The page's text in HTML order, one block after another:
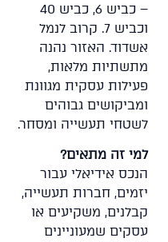
– כביש 6, כביש 40
וכביש 7. קרוב לנמל
אשדוד. האזור נהנה
מתשתיות מלאות,
פעילות עסקית מגוונת
ומביקושים גבוהים
לשטחי תעשייה ומסחר.
למי זה מתאים?
הנכס אידיאלי עבור
יזמים, חברות תעשייה,
קבלנים, משקיעים או
עסקים שמעוניינים